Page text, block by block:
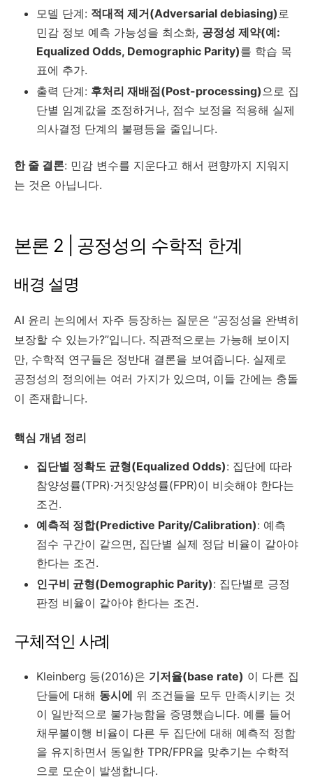
모델 단계: 적대적 제거(Adversarial debiasing) 로
민감 정보 예측 가능성을 최소화, 공정성 제약(예:
Equalized Odds, Demographic Parity)를 학습 목
표에 추가.
출력 단계: 후처리 재배점(Post-processing) 으로 집
단별 임계값을 조정하거나, 점수 보정을 적용해 실제
의사결정 단계의 불평등을 줄입니다.
한 줄 결론: 민감 변수를 지운다고 해서 편향까지 지워지
는 것은 아닙니다.
본론 2 | 공정성의 수학적 한계
배경 설명
AI 윤리 논의에서 자주 등장하는 질문은 “공정성을 완벽히
보장할 수 있는가?”입니다. 직관적으로는 가능해 보이지
만, 수학적 연구들은 정반대 결론을 보여줍니다. 실제로
공정성의 정의에는 여러 가지가 있으며, 이들 간에는 충돌
이 존재합니다.
핵심 개념 정리
집단별 정확도 균형(Equalized Odds): 집단에 따라
참양성률(TPR)·거짓양성률(FPR)이 비슷해야 한다는
조건.
예측적 정합(Predictive Parity/Calibration): 예측
점수 구간이 같으면, 집단별 실제 정답 비율이 같아야
한다는 조건.
인구비 균형(Demographic Parity): 집단별로 긍정
판정 비율이 같아야 한다는 조건.
구체적인 사례
Kleinberg 등(2016)은 기저율(base rate) 이 다른 집
단들에 대해 동시에 위 조건들을 모두 만족시키는 것
이 일반적으로 불가능함을 증명했습니다. 예를 들어
채무불이행 비율이 다른 두 집단에 대해 예측적 정합
을 유지하면서 동일한 TPR/FPR을 맞추기는 수학적
으로 모순이 발생합니다.